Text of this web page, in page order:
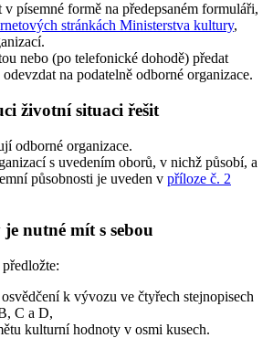
v písemné formě na předepsaném formuláři,
stránkách Ministerstva kultury,
nebo (po telefonické dohodě) předat
na podatelně odborné organizace.
životní situaci řešit
odborné organizace.
s uvedením oborů, v nichž působí, a
působnosti je uveden v příloze č. 2
nutné mít s sebou
k vývozu ve čtyřech stejnopisech
C a D,
kulturní hodnoty v osmi kusech.